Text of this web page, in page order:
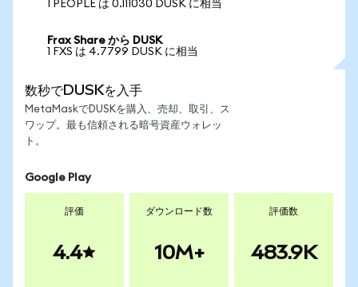
1 PEOPLE は 0.111030 DUSK に相当
Frax Share から DUSK
1 FXS は 4.7799 DUSK に相当
数秒でDUSKを入手
MetaMaskでDUSKを購入、売却、取引、ス
ワップ。最も信頼される暗号資産ウォレッ
ト。
Google Play
評価
4.4
ダウンロード数
10M+
評価数
483.9K